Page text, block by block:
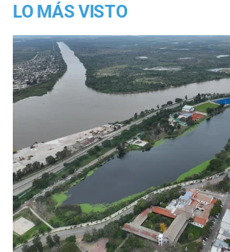
LO MÁS VISTO